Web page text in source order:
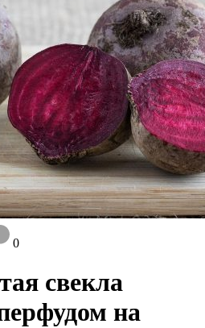
0
свекла
на